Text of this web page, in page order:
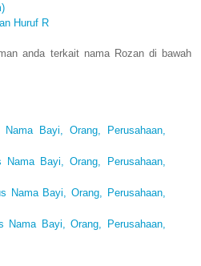
Huruf R
anda terkait nama Rozan di bawah
Bayi, Orang, Perusahaan,
Bayi, Orang, Perusahaan,
Nama Bayi, Orang, Perusahaan,
Nama Bayi, Orang, Perusahaan,